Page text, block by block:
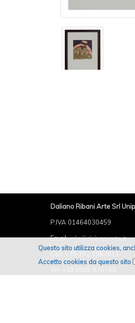
Daliano Ribani Arte Srl
P.IVA 01464030459
Email:info@dribaniarte.it
Questo sito utilizza cookies,
Accetto cookies da questo sito